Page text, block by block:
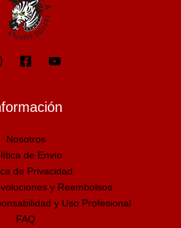
Nosotros
de Envío
de Privacidad
y Reembolsos
y Uso Profesional
FAQ